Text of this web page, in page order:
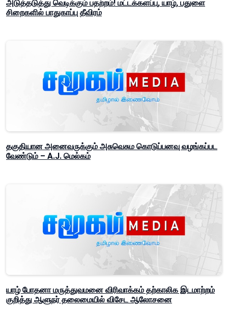
அடுத்தடுத்து வெடிக்கும் பதற்றம்! மட்டக்களப்பு, யாழ், பதுளை
சிறைகளில் பாதுகாப்பு தீவிரம்
தகுதியான அனைவருக்கும் அசுவெசும கொடுப்பனவு வழங்கப்பட
வேண்டும் – A.J. மெல்கம்
யாழ் போதனா மருத்துவமனை விரிவாக்கம் தற்காலிக இடமாற்றம்
குறித்து ஆளுநர் தலைமையில் விசேட ஆலோசனை